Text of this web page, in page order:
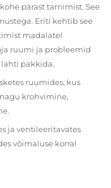
pärast tarnimist. See
Eriti kehtib see
madalatel
ruumi ja probleemid
pakkida.
ruumides, kus
krohvimine,
ja ventileeritavates
võimaluse korral